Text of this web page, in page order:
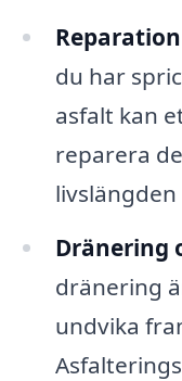
du har
asfalt kan
reparera
Dränering
dränering
undvika